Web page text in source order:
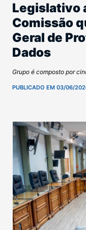
Legislativo
Comissão
Geral de
Dados
Grupo é composto por
PUBLICADO EM 03/06/